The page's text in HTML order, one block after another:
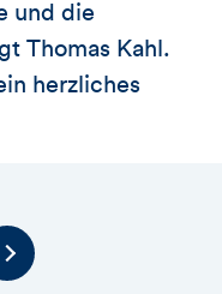
und die
Thomas Kahl.
herzliches